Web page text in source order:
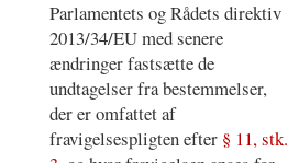
Parlamentets og Rådets direktiv
2013/34/EU med senere
ændringer fastsætte de
undtagelser fra bestemmelser,
der er omfattet af
fravigelsespligten efter § 11, stk.